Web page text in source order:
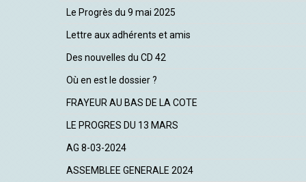
Le Progrès du 9 mai 2025
Lettre aux adhérents et amis
Des nouvelles du CD 42
Où en est le dossier ?
FRAYEUR AU BAS DE LA COTE
LE PROGRES DU 13 MARS
AG 8-03-2024
ASSEMBLEE GENERALE 2024